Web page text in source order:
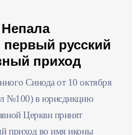
первый русский
приход
Синода от 10 октября
№100) в юрисдикцию
Церкви принят
приход во имя иконы